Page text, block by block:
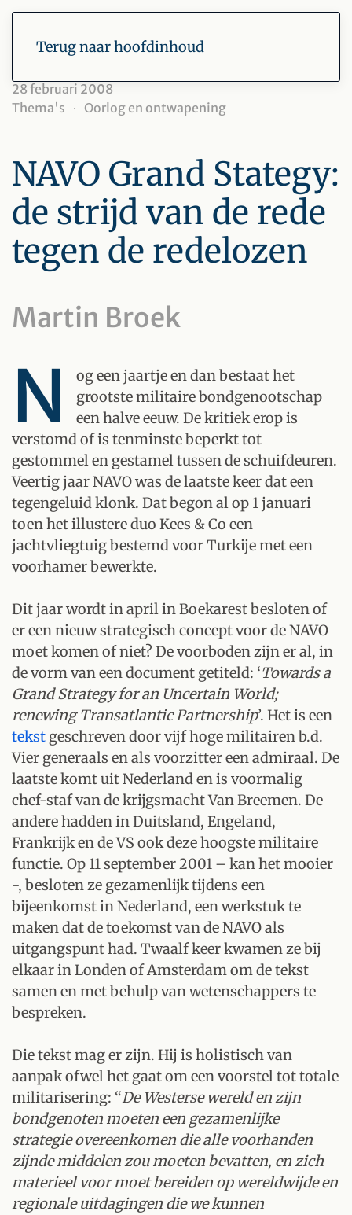
Terug naar hoofdinhoud
28 februari 2008
Thema's
Oorlog en ontwapening
NAVO Grand Stategy:
de strijd van de rede
tegen de redelozen
Martin Broek
N
og een jaartje en dan bestaat het
grootste militaire bondgenootschap
een halve eeuw. De kritiek erop is
verstomd of is tenminste beperkt tot
gestommel en gestamel tussen de schuifdeuren.
Veertig jaar NAVO was de laatste keer dat een
tegengeluid klonk. Dat begon al op 1 januari
toen het illustere duo Kees & Co een
jachtvliegtuig bestemd voor Turkije met een
voorhamer bewerkte.
Dit jaar wordt in april in Boekarest besloten of
er een nieuw strategisch concept voor de NAVO
moet komen of niet? De voorboden zijn er al, in
de vorm van een document getiteld: ‘Towards a
Grand Strategy for an Uncertain World;
renewing Transatlantic Partnership’. Het is een
tekst geschreven door vijf hoge militairen b.d.
Vier generaals en als voorzitter een admiraal. De
laatste komt uit Nederland en is voormalig
chef-staf van de krijgsmacht Van Breemen. De
andere hadden in Duitsland, Engeland,
Frankrijk en de VS ook deze hoogste militaire
functie. Op 11 september 2001 – kan het mooier
-, besloten ze gezamenlijk tijdens een
bijeenkomst in Nederland, een werkstuk te
maken dat de toekomst van de NAVO als
uitgangspunt had. Twaalf keer kwamen ze bij
elkaar in Londen of Amsterdam om de tekst
samen en met behulp van wetenschappers te
bespreken.
Die tekst mag er zijn. Hij is holistisch van
aanpak ofwel het gaat om een voorstel tot totale
militarisering: “De Westerse wereld en zijn
bondgenoten moeten een gezamenlijke
strategie overeenkomen die alle voorhanden
zijnde middelen zou moeten bevatten, en zich
materieel voor moet bereiden op wereldwijde en
regionale uitdagingen die we kunnen